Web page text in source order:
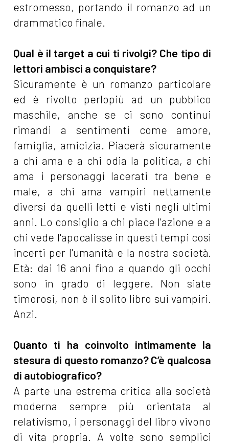
estromesso, portando il romanzo ad un
drammatico finale.
Qual è il target a cui ti rivolgi? Che tipo di
lettori ambisci a conquistare?
Sicuramente è un romanzo particolare
ed è rivolto perlopiù ad un pubblico
maschile, anche se ci sono continui
rimandi a sentimenti come amore,
famiglia, amicizia. Piacerà sicuramente
a chi ama e a chi odia la politica, a chi
ama i personaggi lacerati tra bene e
male, a chi ama vampiri nettamente
diversi da quelli letti e visti negli ultimi
anni. Lo consiglio a chi piace l'azione e a
chi vede l'apocalisse in questi tempi così
incerti per l'umanità e la nostra società.
Età: dai 16 anni fino a quando gli occhi
sono in grado di leggere. Non siate
timorosi, non è il solito libro sui vampiri.
Anzi.
Quanto ti ha coinvolto intimamente la
stesura di questo romanzo? C’è qualcosa
di autobiografico?
A parte una estrema critica alla società
moderna sempre più orientata al
relativismo, i personaggi del libro vivono
di vita propria. A volte sono semplici